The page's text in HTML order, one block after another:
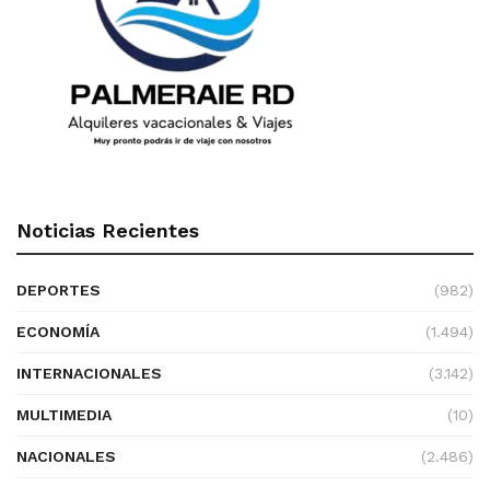
Noticias Recientes
DEPORTES (982)
ECONOMÍA (1.494)
INTERNACIONALES (3.142)
MULTIMEDIA (10)
NACIONALES (2.486)